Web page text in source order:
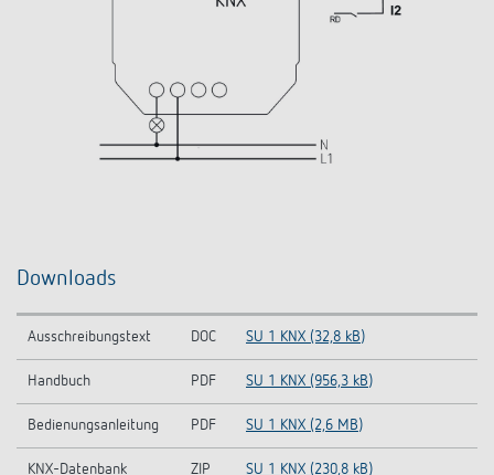
Downloads
Ausschreibungstext DOC SU 1 KNX (32,8 kB)
Handbuch PDF SU 1 KNX (956,3 kB)
Bedienungsanleitung PDF SU 1 KNX (2,6 MB)
KNX-Datenbank ZIP SU 1 KNX (230,8 kB)